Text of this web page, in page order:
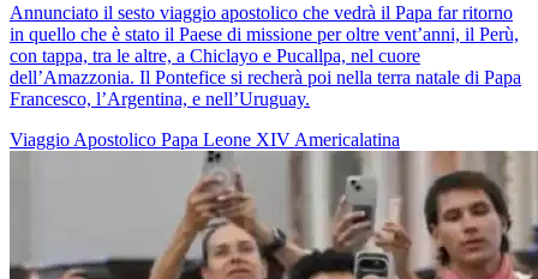
Annunciato il sesto viaggio apostolico che vedrà il Papa far ritorno
in quello che è stato il Paese di missione per oltre vent’anni, il Perù,
con tappa, tra le altre, a Chiclayo e Pucallpa, nel cuore
dell’Amazzonia. Il Pontefice si recherà poi nella terra natale di Papa
Francesco, l’Argentina, e nell’Uruguay.
Viaggio Apostolico Papa Leone XIV Americalatina